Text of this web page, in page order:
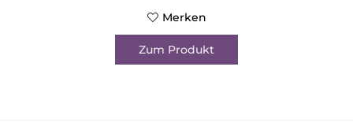
Merken
Zum Produkt